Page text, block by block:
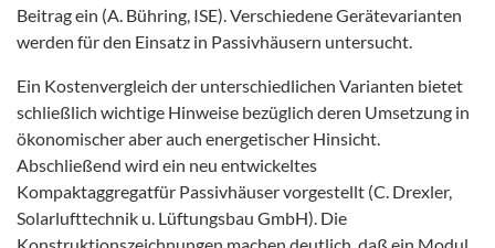
Beitrag ein (A. Bühring, ISE). Verschiedene Gerätevarianten
werden für den Einsatz in Passivhäusern untersucht.
Ein Kostenvergleich der unterschiedlichen Varianten bietet
schließlich wichtige Hinweise bezüglich deren Umsetzung in
ökonomischer aber auch energetischer Hinsicht.
Abschließend wird ein neu entwickeltes
Kompaktaggregatfür Passivhäuser vorgestellt (C. Drexler,
Solarlufttechnik u. Lüftungsbau GmbH). Die